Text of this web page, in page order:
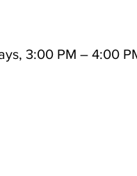
3:00 PM – 4:00